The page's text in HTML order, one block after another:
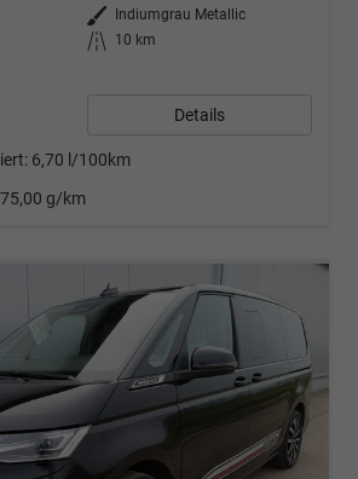
Außenfarbe
Indiumgrau Metallic
Kilometerstand
10 km
Details
6,70 l/100km
g/km